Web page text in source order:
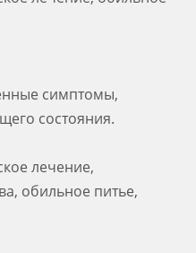
симптомы,
состояния.
лечение,
обильное питье,